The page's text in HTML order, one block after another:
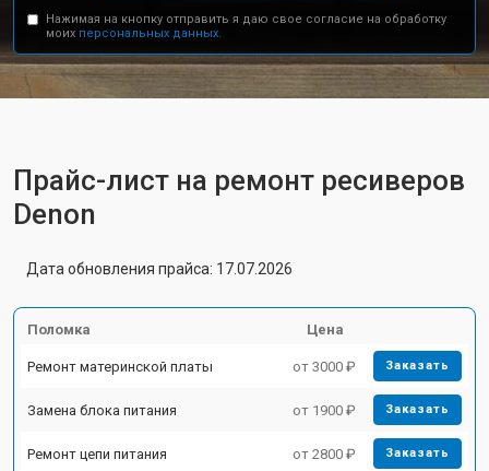
Нажимая на кнопку отправить я даю свое согласие на обработку
моих персональных данных.
Прайс-лист на ремонт ресиверов
Denon
Дата обновления прайса: 17.07.2026
Поломка Цена
Ремонт материнской платы от 3000 ₽ Заказать
Замена блока питания от 1900 ₽ Заказать
Ремонт цепи питания от 2800 ₽ Заказать